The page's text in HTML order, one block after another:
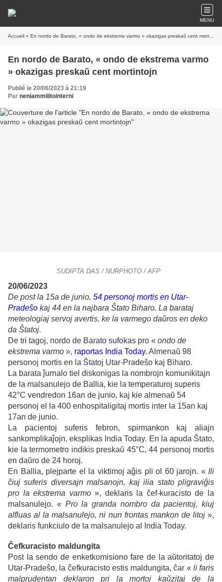
MENU
Accueil » En nordo de Barato, « ondo de ekstrema varmo » okazigas preskaŭ cent mortintojn
En nordo de Barato, « ondo de ekstrema varmo
» okazigas preskaŭ cent mortintojn
Publié le 20/06/2023 à 21:19
Par neniammilitointerni
SUDIPTA DAS / NURPHOTO / AFP
20/06/2023
De post la 15a de junio, 54 personoj mortis en Utar-
Pradeŝo kaj 44 en la najbara Ŝtato Biharo. La barataj
meteologiaj servoj avertis, ke la varmego daŭros en deko
da Ŝtatoj.
De tri tagoj, nordo de Barato sufokas pro « ondo de
ekstrema varmo », raportas India Today. Almenaŭ 98
personoj mortis en la Ŝtatoj Utar-Pradeŝo kaj Biharo.
La barata ĵurnalo tiel diskonigas la nombrojn komunikitajn
de la malsanulejo de Ballia, kie la temperaturoj superis
42°C vendredon 16an de junio, kaj kie almenaŭ 54
personoj el la 400 enhospitaligitaj mortis inter la 15an kaj
17an de junio.
La pacientoj suferis febron, spirmankon kaj aliajn
sankomplikaĵojn, eksplikas India Today. En la apuda Ŝtato,
kie la termometro indikis preskaŭ 45°C, 44 personoj mortis
en daŭro de 24 horoj.
En Ballia, plejparte el la viktimoj aĝis pli ol 60 jarojn. « Ili
ĉiuj suferis diversajn malsanojn, kaj ilia stato pligraviĝis
pro la ekstrema varmo», deklaris la ĉef-kuracisto de la
malsanulejo. « Pro la granda nombro da pacientoj, kiuj
alfluas al la malsanulejo, ni nun frontas mankon de litoj»,
deklaris funkciulo de la malsanulejo al
India Today.
Ĉefkuracisto maldungita
Post la sendo de enketkomisiono fare de la aŭtoritatoj de
Utar-Pradeŝo, la ĉefkuracisto estis maldungita, ĉar « li faris
malprudentan deklaron pri la mortoj kaŭzitaj de la